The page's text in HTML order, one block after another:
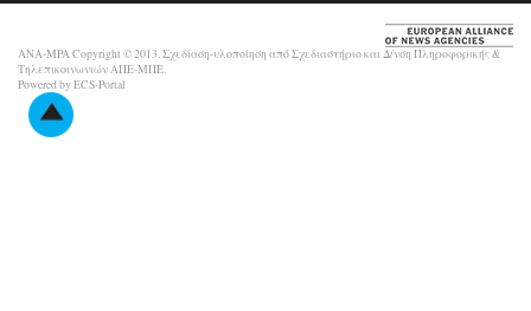
ANA-MPA Copyright © 2013. Σχεδίαση-υλοποίηση από Σχεδιαστήριο και Δ/νση Πληροφορικής &
Τηλεπικοινωνιών ΑΠΕ-ΜΠΕ.
Powered by ECS-Portal